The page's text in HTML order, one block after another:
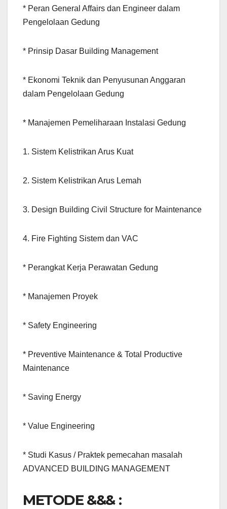
* Peran General Affairs dan Engineer dalam
Pengelolaan Gedung
* Prinsip Dasar Building Management
* Ekonomi Teknik dan Penyusunan Anggaran
dalam Pengelolaan Gedung
* Manajemen Pemeliharaan Instalasi Gedung
1. Sistem Kelistrikan Arus Kuat
2. Sistem Kelistrikan Arus Lemah
3. Design Building Civil Structure for Maintenance
4. Fire Fighting Sistem dan VAC
* Perangkat Kerja Perawatan Gedung
* Manajemen Proyek
* Safety Engineering
* Preventive Maintenance & Total Productive
Maintenance
* Saving Energy
* Value Engineering
* Studi Kasus / Praktek pemecahan masalah
ADVANCED BUILDING MANAGEMENT
METODE &&& :